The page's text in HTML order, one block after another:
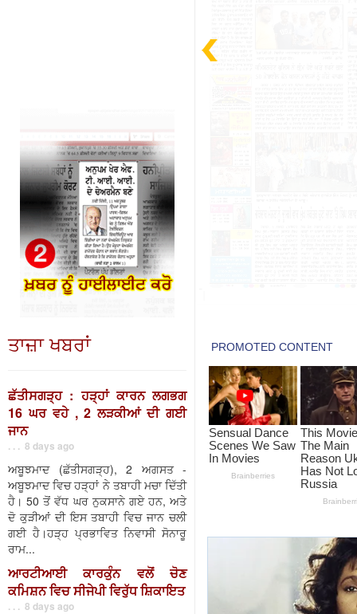
ਤਾਜ਼ਾ ਖਬਰਾਂ
ਛੱਤੀਸਗੜ੍ਹ : ਹੜ੍ਹਾਂ ਕਾਰਨ ਲਗਭਗ
16 ਘਰ ਵਹੇ , 2 ਲੜਕੀਆਂ ਦੀ ਗਈ
ਜਾਨ
. . . 8 days ago
ਅਬੂਝਮਾਦ (ਛੱਤੀਸਗੜ੍ਹ), 2 ਅਗਸਤ -
ਅਬੂਝਮਾਦ ਵਿਚ ਹੜ੍ਹਾਂ ਨੇ ਤਬਾਹੀ ਮਚਾ ਦਿੱਤੀ
ਹੈ। 50 ਤੋਂ ਵੱਧ ਘਰ ਨੁਕਸਾਨੇ ਗਏ ਹਨ, ਅਤੇ
ਦੋ ਕੁੜੀਆਂ ਦੀ ਇਸ ਤਬਾਹੀ ਵਿਚ ਜਾਨ ਚਲੀ
ਗਈ ਹੈ।ਹੜ੍ਹ ਪ੍ਰਭਾਵਿਤ ਨਿਵਾਸੀ ਸੋਨਾਰੂ
ਰਾਮ...
ਆਰਟੀਆਈ ਕਾਰਕੁੰਨ ਵਲੋਂ ਚੋਣ
ਕਮਿਸ਼ਨ ਵਿਚ ਸੀਜੇਪੀ ਵਿਰੁੱਧ ਸ਼ਿਕਾਇਤ
. . . 8 days ago